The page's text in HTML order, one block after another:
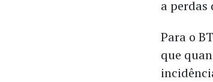
a perdas
Para o
que